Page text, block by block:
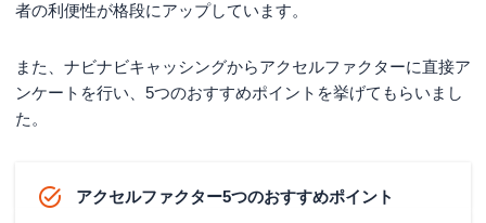
者の利便性が格段にアップしています。
また、ナビナビキャッシングからアクセルファクターに直接ア
ンケートを行い、5つのおすすめポイントを挙げてもらいまし
た。
アクセルファクター5つのおすすめポイント